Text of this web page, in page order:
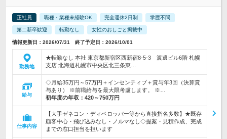
正社員 職種・業種未経験OK 完全週休2日制 学歴不問
第二新卒歓迎 転勤なし 女性のおしごと掲載中
情報更新日：2026/07/31 終了予定日：2026/10/01
勤務地
★転勤なし 本社 東京都新宿区西新宿8-5-3 渡邊ビル6階 札幌
支店 北海道札幌市中央区北三条東…
給与
◇月給35万円～57万円＋インセンティブ＋賞与年3回（決算賞
与あり） ※前職給与を最大限考慮します。 ※…
初年度の年収： 420～750万円
仕事内容
【大手ゼネコン・ディベロッパー等から直接指名多数】★既存
顧客中心・飛び込みなし・ノルマなし◇提案・見積作成、完成
までの窓口担当を担います